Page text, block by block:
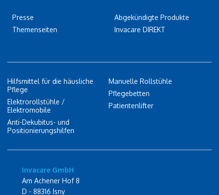
Presse
Themenseiten
Abgekündigte Produkte
Invacare DIREKT
Hilfsmittel für die häusliche
Pflege
Elektrorollstühle /
Elektromobile
Anti-Dekubitus- und
Positionierungshilfen
Manuelle Rollstühle
Pflegebetten
Patientenlifter
Invacare GmbH
Am Achener Hof 8
D - 88316 Isny